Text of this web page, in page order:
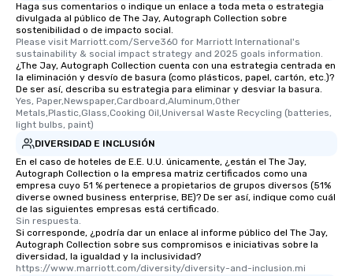
Haga sus comentarios o indique un enlace a toda meta o estrategia
divulgada al público de The Jay, Autograph Collection sobre
sostenibilidad o de impacto social.
Please visit Marriott.com/Serve360 for Marriott International's
sustainability & social impact strategy and 2025 goals information.
¿The Jay, Autograph Collection cuenta con una estrategia centrada en
la eliminación y desvío de basura (como plásticos, papel, cartón, etc.)?
De ser así, describa su estrategia para eliminar y desviar la basura.
Yes, Paper,Newspaper,Cardboard,Aluminum,Other
Metals,Plastic,Glass,Cooking Oil,Universal Waste Recycling (batteries,
light bulbs, paint)
DIVERSIDAD E INCLUSIÓN
En el caso de hoteles de E.E. U.U. únicamente, ¿están el The Jay,
Autograph Collection o la empresa matriz certificados como una
empresa cuyo 51 % pertenece a propietarios de grupos diversos (51%
diverse owned business enterprise, BE)? De ser así, indique como cuál
de las siguientes empresas está certificado.
Sin respuesta.
Si corresponde, ¿podría dar un enlace al informe público del The Jay,
Autograph Collection sobre sus compromisos e iniciativas sobre la
diversidad, la igualdad y la inclusividad?
https://www.marriott.com/diversity/diversity-and-inclusion.mi